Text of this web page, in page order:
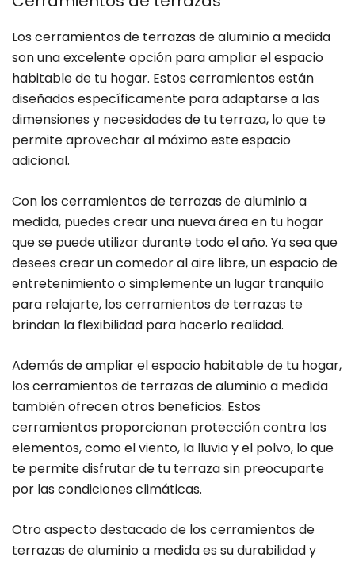
Los cerramientos de terrazas de aluminio a medida
son una excelente opción para ampliar el espacio
habitable de tu hogar. Estos cerramientos están
diseñados específicamente para adaptarse a las
dimensiones y necesidades de tu terraza, lo que te
permite aprovechar al máximo este espacio
adicional.
Con los cerramientos de terrazas de aluminio a
medida, puedes crear una nueva área en tu hogar
que se puede utilizar durante todo el año. Ya sea que
desees crear un comedor al aire libre, un espacio de
entretenimiento o simplemente un lugar tranquilo
para relajarte, los cerramientos de terrazas te
brindan la flexibilidad para hacerlo realidad.
Además de ampliar el espacio habitable de tu hogar,
los cerramientos de terrazas de aluminio a medida
también ofrecen otros beneficios. Estos
cerramientos proporcionan protección contra los
elementos, como el viento, la lluvia y el polvo, lo que
te permite disfrutar de tu terraza sin preocuparte
por las condiciones climáticas.
Otro aspecto destacado de los cerramientos de
terrazas de aluminio a medida es su durabilidad y